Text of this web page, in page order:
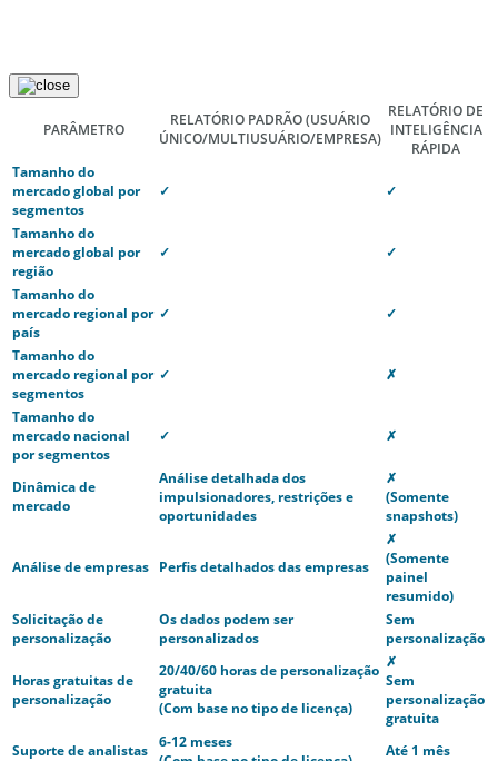
PARÂMETRO
RELATÓRIO PADRÃO(USUÁRIO
ÚNICO/MULTIUSUÁRIO/EMPRESA)
RELATÓRIO DE
INTELIGÊNCIA
RÁPIDA
Tamanho do
mercado global por
segmentos
✓ ✓
Tamanho do
mercado global por
região
✓ ✓
Tamanho do
mercado regional por
país
✓ ✓
Tamanho do
mercado regional por
segmentos
✓ ✗
Tamanho do
mercado nacional
por segmentos
✓ ✗
Dinâmica de
mercado
Análise detalhada dos
impulsionadores, restrições e
oportunidades
✗
(Somente
snapshots)
Análise de empresas Perfis detalhados das empresas
✗
(Somente
painel
resumido)
Solicitação de
personalização
Os dados podem ser
personalizados
Sem
personalização
Horas gratuitas de
personalização
20/40/60 horas de personalização
gratuita
(Com base no tipo de licença)
✗
Sem
personalização
gratuita
Suporte de analistas 6-12 meses
Até 1 mês